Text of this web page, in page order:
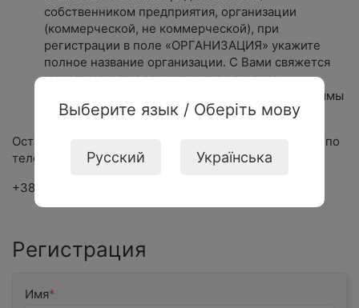
Выберите язык / Оберіть мову
Русский Українська
собственником предприятия, организации
(коммерческой, не коммерческой), при
регистрации в поле «ОРГАНИЗАЦИЯ» укажите
полное название организации. С Вами свяжется
менеджер и предложит индивидуально
подобранную группу цен (в зависимости от суммы
заказа и регулярности покупок).
Остались вопросы, свяжитесь с нашим менеджером по
телефону:
+38 (050) 420 88 90; +38 (067) 618 05 45.
Регистрация
Имя